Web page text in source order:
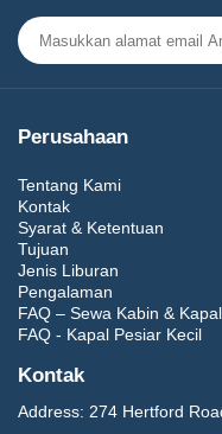
Perusahaan
Tentang Kami
Kontak
Syarat & Ketentuan
Tujuan
Jenis Liburan
Pengalaman
FAQ – Sewa Kabin &
FAQ - Kapal Pesiar Kecil
Kontak
Address: 274 Hertford